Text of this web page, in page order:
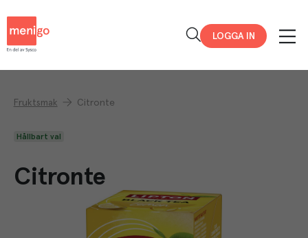
LOGGA IN
Fruktsmak Citronte
Hållbart val
Citronte